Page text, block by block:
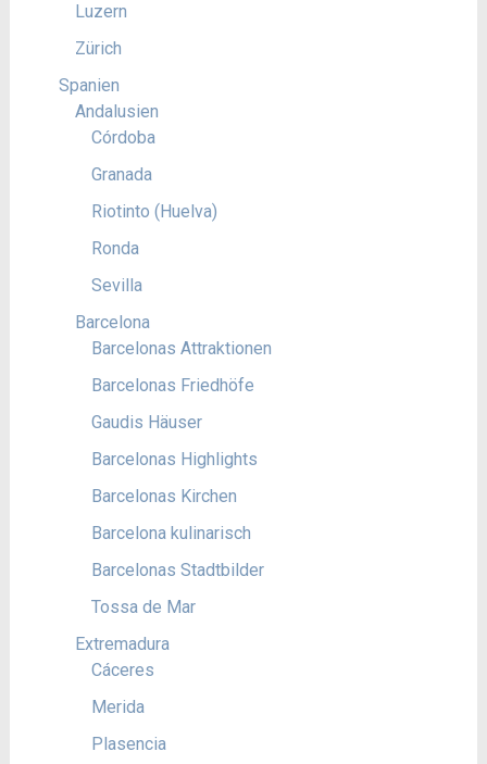
Luzern
Zürich
Spanien
Andalusien
Córdoba
Granada
Riotinto (Huelva)
Ronda
Sevilla
Barcelona
Barcelonas Attraktionen
Barcelonas Friedhöfe
Gaudis Häuser
Barcelonas Highlights
Barcelonas Kirchen
Barcelona kulinarisch
Barcelonas Stadtbilder
Tossa de Mar
Extremadura
Cáceres
Merida
Plasencia